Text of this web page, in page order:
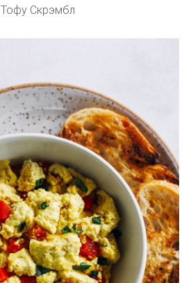
Тофу Скрэмбл